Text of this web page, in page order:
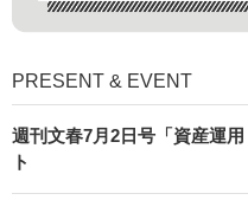
PRESENT & EVENT
週刊文春7月2日号「資産運
ト